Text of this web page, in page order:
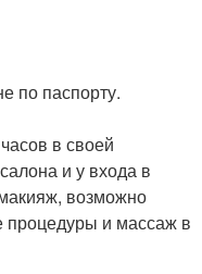
по паспорту.
в своей
и у входа в
возможно
процедуры и массаж в